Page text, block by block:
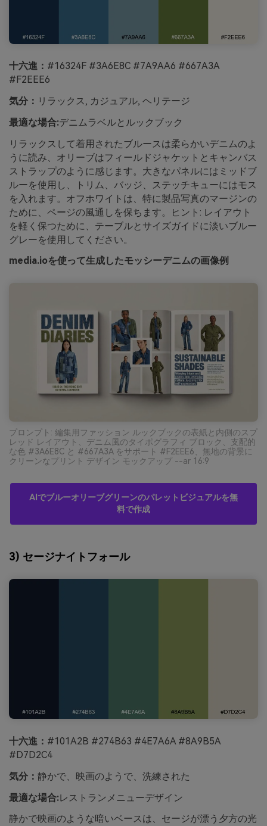
十六進： #16324F #3A6E8C #7A9AA6 #667A3A
#F2EEE6
気分： リラックス, カジュアル, ヘリテージ
最適な場合:デニムラベルとルックブック
リラックスして着用されたブルースは柔らかいデニムのよ
うに読み、オリーブはフィールドジャケットとキャンバス
ストラップのように感じます。大きなパネルにはミッドブ
ルーを使用し、トリム、バッジ、ステッチキューにはモス
を入れます。オフホワイトは、特に製品写真のマージンの
ために、ページの風通しを保ちます。ヒント: レイアウト
を軽く保つために、テーブルとサイズガイドに淡いブルー
グレーを使用してください。
media.ioを使って生成したモッシーデニムの画像例
プロンプト: 編集用ファッション ルックブックの表紙と内側のスプ
レッド レイアウト、デニム風のタイポグラフィ ブロック、支配的
な色 #3A6E8C と #667A3A をサポート #F2EEE6、無地の背景に
クリーンなプリント デザイン モックアップ --ar 16:9
AIでブルーオリーブグリーンのパレットビジュアルを無
料で作成
3) セージナイトフォール
十六進： #101A2B #274B63 #4E7A6A #8A9B5A
#D7D2C4
気分： 静かで、映画のようで、洗練された
最適な場合:レストランメニューデザイン
静かで映画のような暗いベースは、セージが漂う夕方の光